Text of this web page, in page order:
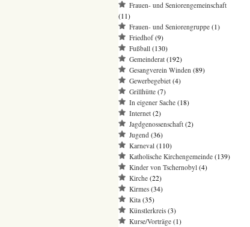
Frauen- und Seniorengemeinschaft
(11)
Frauen- und Seniorengruppe (1)
Friedhof(9)
Fußball (130)
Gemeinderat (192)
Gesangverein Winden (89)
Gewerbegebiet (4)
Grillhütte (7)
In eigener Sache (18)
Internet (2)
Jagdgenossenschaft (2)
Jugend (36)
Karneval (110)
Katholische Kirchengemeinde (139)
Kinder von Tschernobyl (4)
Kirche (22)
Kirmes (34)
Kita (35)
Künstlerkreis (3)
Kurse/Vorträge (1)